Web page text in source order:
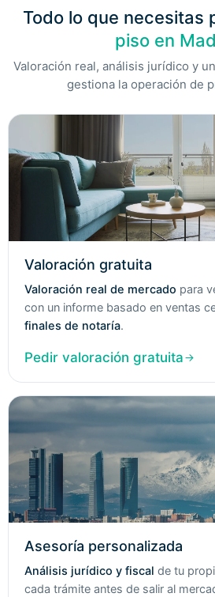
Todo lo que necesitas
piso en
Valoración real, análisis jurídico y
gestiona la operación de
Valoración gratuita
Valoración real de mercado para
con un informe basado en ventas
finales de notaría.
Pedir valoración gratuita
Asesoría personalizada
Análisis jurídico y fiscal de tu
cada trámite antes de salir al